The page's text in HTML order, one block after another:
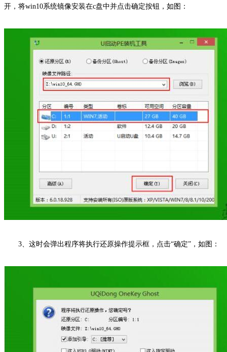
开，将win10系统镜像安装在c盘中并点击确定按钮，如图：
3、这时会弹出程序将执行还原操作提示框，点击“确定”，如图：